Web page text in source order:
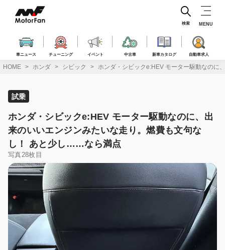
ス
車ニュース チューニング イベント 中古車 新車カタログ 自動車求人
検索 MENU
HOME ホンダ シビック ホンダ・シビックe:HEV モーター駆動なの
試乗
ホンダ・シビックe:HEV モーター駆動なのに、出
来のいいエンジンみたいな走り。燃費も文句な
し！ あと少し……なら満点
写真28枚目